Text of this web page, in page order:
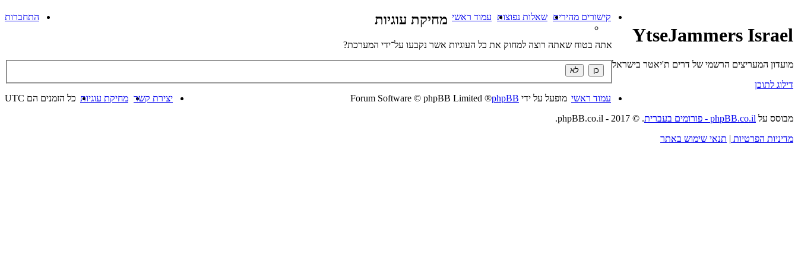
YtseJammers Israel
מועדון המעריצים הרשמי של דרים ת'יאטר בישראל
דילוג לתוכן
קישורים מהירים שאלות נפוצות התחברות עמוד ראשי מחיקת עוגיות
אתה בטוח שאתה רוצה למחוק את כל העוגיות אשר נקבעו על־ידי המערכת?
עמוד ראשי כל הזמנים הם UTC מחיקת עוגיות יצירת קשר מופעל על ידי phpBB
® Forum Software © phpBB Limited
מבוסס על phpBB.co.il - פורומים בעברית
. © 2017 - phpBB.co.il.
מדיניות הפרטיות | תנאי שימוש באתר